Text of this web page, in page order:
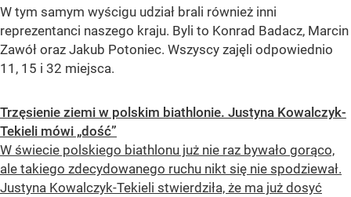
W tym samym wyścigu udział brali również inni
reprezentanci naszego kraju. Byli to Konrad Badacz, Marcin
Zawół oraz Jakub Potoniec. Wszyscy zajęli odpowiednio
11, 15 i 32 miejsca.
Trzęsienie ziemi w polskim biathlonie. Justyna Kowalczyk-
Tekieli mówi „dość”
W świecie polskiego biathlonu już nie raz bywało gorąco,
ale takiego zdecydowanego ruchu nikt się nie spodziewał.
Justyna Kowalczyk-Tekieli stwierdziła, że ma już dosyć